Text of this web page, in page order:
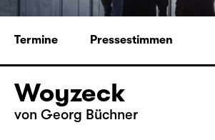
Termine Pressestimmen
Woyzeck
von Georg Büchner